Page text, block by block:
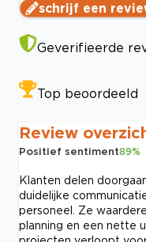
schrijf een
Geverifieerde
Top beoordeeld
Review
Positief sentiment89%
Klanten delen
duidelijke
personeel. Ze
planning en een nette